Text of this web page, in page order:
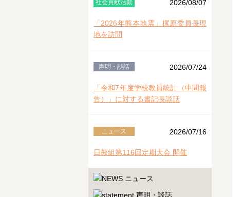
社会貢献活動 2026/08/07
「2026年熊本地震」梶原委員長現
地を訪問
声明・談話 2026/07/24
「令和7年度学校教員統計（中間報
告）」に対する書記長談話
ニュース 2026/07/16
日教組第116回定期大会 開催